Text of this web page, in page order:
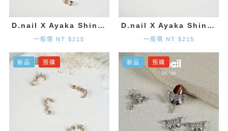
D.nail X Ayaka Shinohara 雪花墜飾-金色 (2入)
一般價 NT $215
D.nail X Ayaka Shinohara 十字墜飾-金色 (2入)
一般價 NT $215
新品 預購 新品 預購